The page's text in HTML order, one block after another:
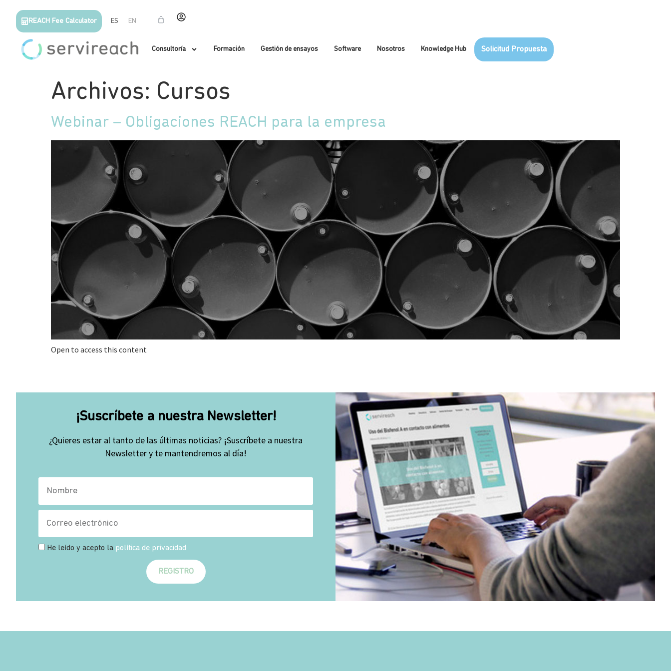
REACH Fee Calculator ES EN
Consultoría Formación Gestión de ensayos Software Nosotros Knowledge Hub Solicitud Propuesta
Archivos: Cursos
Webinar – Obligaciones REACH para la empresa
Open to access this content
¡Suscríbete a nuestra Newsletter!
¿Quieres estar al tanto de las últimas noticias? ¡Suscríbete a nuestra
Newsletter y te mantendremos al día!
He leído y acepto la política de privacidad
REGISTRO